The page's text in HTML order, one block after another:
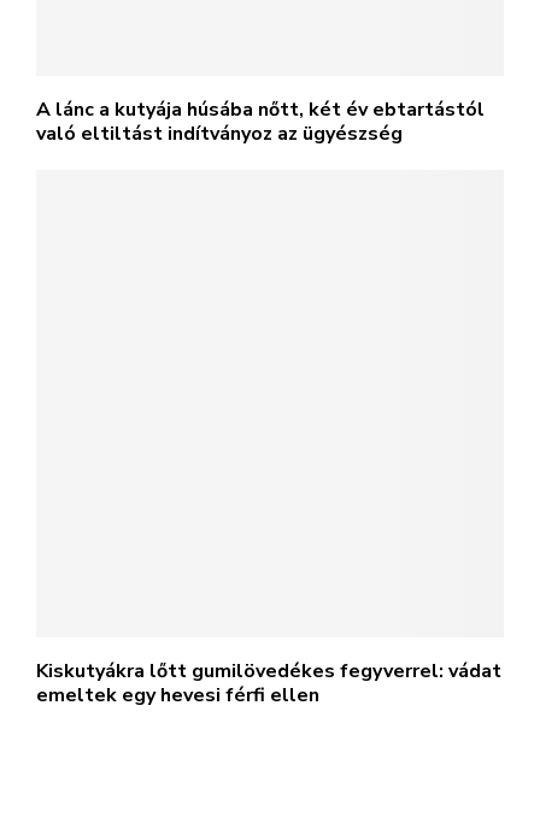
A lánc a kutyája húsába nőtt, két év ebtartástól
való eltiltást indítványoz az ügyészség
Kiskutyákra lőtt gumilövedékes fegyverrel: vádat
emeltek egy hevesi férfi ellen